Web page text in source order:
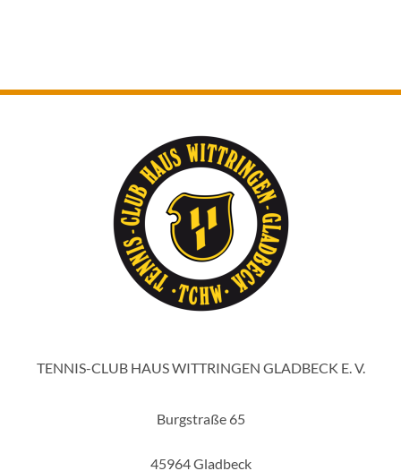
TENNIS-CLUB HAUS WITTRINGEN GLADBECK E. V.
Burgstraße 65
45964 Gladbeck